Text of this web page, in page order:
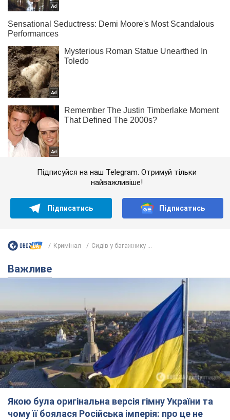
Підписуйся на наш Telegram. Отримуй тільки
найважливіше!
Підписатись Підписатись
Кримінал Сидів у багажнику ...
Важливе
Якою була оригінальна версія гімну України та
чому її боялася Російська імперія: про це не